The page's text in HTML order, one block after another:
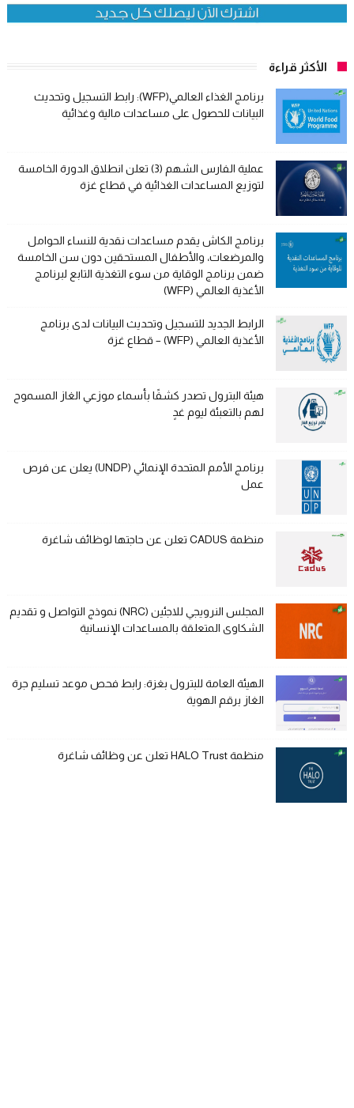
الأكثر قراءة
برنامج الغذاء العالمي(WFP): رابط التسجيل وتحديث
البيانات للحصول على مساعدات مالية وغذائية
عملية الفارس الشهم (3) تعلن انطلاق الدورة الخامسة
لتوزيع المساعدات الغذائية في قطاع غزة
برنامج الكاش يقدم مساعدات نقدية للنساء الحوامل
والمرضعات، والأطفال المستحقين دون سن الخامسة
ضمن برنامج الوقاية من سوء التغذية التابع لبرنامج
الأغذية العالمي (WFP)
الرابط الجديد للتسجيل وتحديث البيانات لدى برنامج
الأغذية العالمي (WFP) – قطاع غزة
هيئة البترول تصدر كشفًا بأسماء موزعي الغاز المسموح
لهم بالتعبئة ليوم غدٍ
برنامج الأمم المتحدة الإنمائي (UNDP) يعلن عن فرص
عمل
منظمة CADUS تعلن عن حاجتها لوظائف شاغرة
المجلس النرويجي للاجئين (NRC) نموذج التواصل و تقديم
الشكاوى المتعلقة بالمساعدات الإنسانية
الهيئة العامة للبترول بغزة: رابط فحص موعد تسليم جرة
الغاز برقم الهوية
منظمة HALO Trust تعلن عن وظائف شاغرة